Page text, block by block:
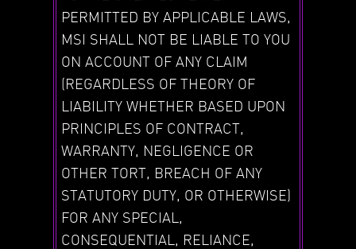
PERMITTED BY APPLICABLE LAWS,
MSI SHALL NOT BE LIABLE TO YOU
ON ACCOUNT OF ANY CLAIM
(REGARDLESS OF THEORY OF
LIABILITY WHETHER BASED UPON
PRINCIPLES OF CONTRACT,
WARRANTY, NEGLIGENCE OR
OTHER TORT, BREACH OF ANY
STATUTORY DUTY, OR OTHERWISE)
FOR ANY SPECIAL,
CONSEQUENTIAL, RELIANCE,